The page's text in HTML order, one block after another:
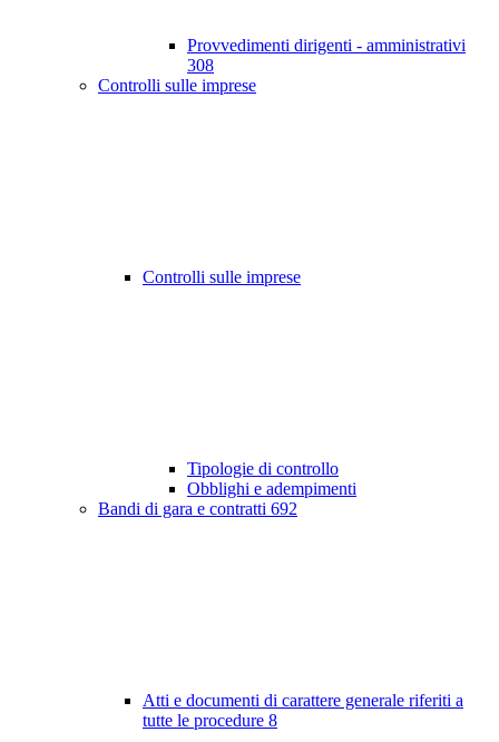
Provvedimenti dirigenti - amministrativi
308
Controlli sulle imprese
Controlli sulle imprese
Tipologie di controllo
Obblighi e adempimenti
Bandi di gara e contratti 692
Atti e documenti di carattere generale riferiti a
tutte le procedure 8